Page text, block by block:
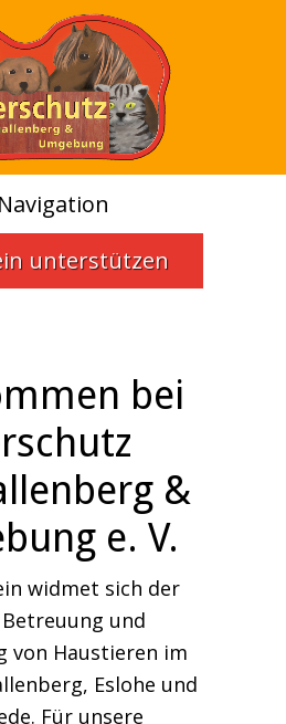
Navigation
unterstützen
bei
&
e. V.
widmet sich der
Betreuung und
von Haustieren im
Eslohe und
Für unsere